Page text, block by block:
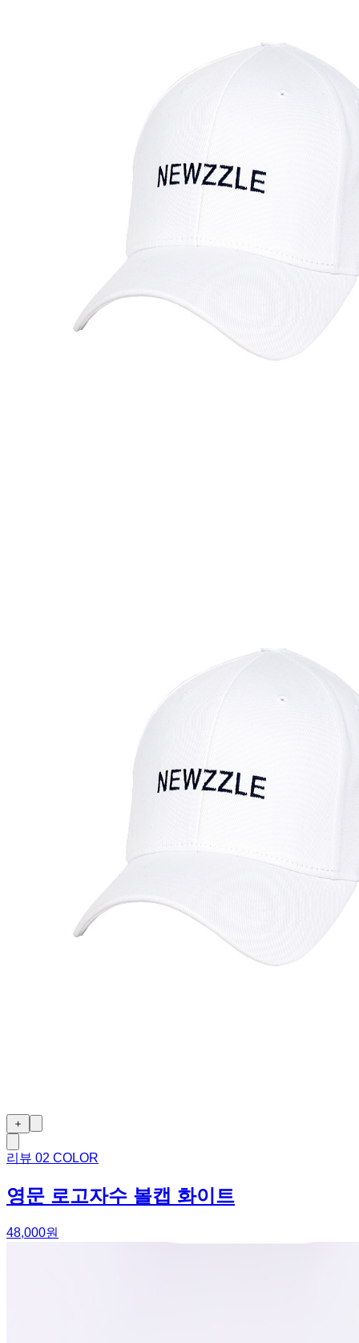
＋
리뷰 02 COLOR
영문 로고자수 볼캡 화이트
48,000원